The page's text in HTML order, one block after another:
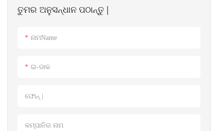
ତୁମର ଅନୁସନ୍ଧାନ ପଠାନ୍ତୁ |
ନାମName
ଇ-ଡାକ
ଫୋନ୍ |
କମ୍ପାନିର ନାମ